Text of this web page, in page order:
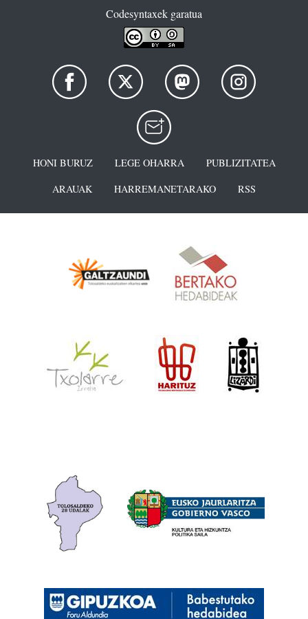
Codesyntaxek garatua
HONI BURUZ LEGE OHARRA
PUBLIZITATEA
ARAUAK
HARREMANETARAKO RSS